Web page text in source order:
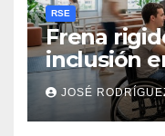
RSE
Frena
inclusión
JOSÉ